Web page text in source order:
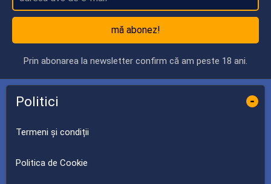
mă abonez!
Prin abonarea la newsletter confirm că am peste 18 ani.
Politici -
Termeni și condiții
Politica de Cookie